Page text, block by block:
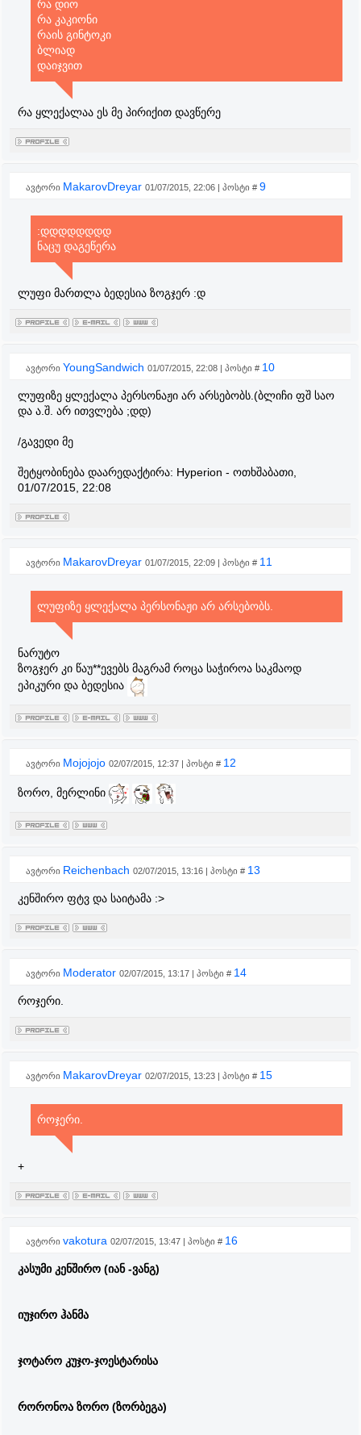
რა დიო
რა კაკიონი
რაის გინტოკი
ბლიად
დაიჯვით
რა ყლექალაა ეს მე პირიქით დავწერე
ავტორი MakarovDreyar 01/07/2015, 22:06 | პოსტი # 9
:დდდდდდდდ
ნაცუ დაგეწერა
ლუფი მართლა ბედესია ზოგჯერ :დ
ავტორი YoungSandwich 01/07/2015, 22:08 | პოსტი # 10
ლუფიზე ყლექალა პერსონაჟი არ არსებობს.(ბლიჩი ფშ საო
და ა.შ. არ ითვლება ;დდ)
/გავედი მე
შეტყობინება დაარედაქტირა: Hyperion - ოთხშაბათი,
01/07/2015, 22:08
ავტორი MakarovDreyar 01/07/2015, 22:09 | პოსტი # 11
ლუფიზე ყლექალა პერსონაჟი არ არსებობს.
ნარუტო
ზოგჯერ კი წაუ**ევებს მაგრამ როცა საჭიროა საკმაოდ
ეპიკური და ბედესია
ავტორი Mojojojo 02/07/2015, 12:37 | პოსტი # 12
ზორო, მერლინი
ავტორი Reichenbach 02/07/2015, 13:16 | პოსტი # 13
კენშირო ფტვ და საიტამა :>
ავტორი Moderator 02/07/2015, 13:17 | პოსტი # 14
როჯერი.
ავტორი MakarovDreyar 02/07/2015, 13:23 | პოსტი # 15
როჯერი.
+
ავტორი vakotura 02/07/2015, 13:47 | პოსტი # 16
კასუმი კენშირო (იან -ვანგ)
იუჯირო ჰანმა
ჯოტარო კუჯო-ჯოესტარისა
რორონოა ზორო (ზორბეგა)